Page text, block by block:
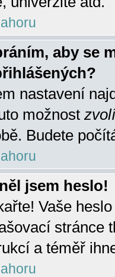
aby se
nastavení
možnost
Budete
jsem heslo!
Vaše
stránce
a téměř